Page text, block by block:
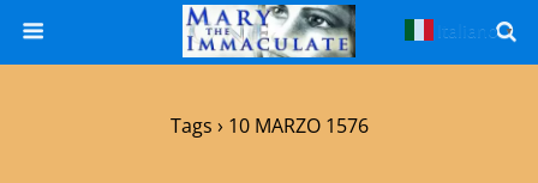
Tags › 10 MARZO 1576
Italiano ▼